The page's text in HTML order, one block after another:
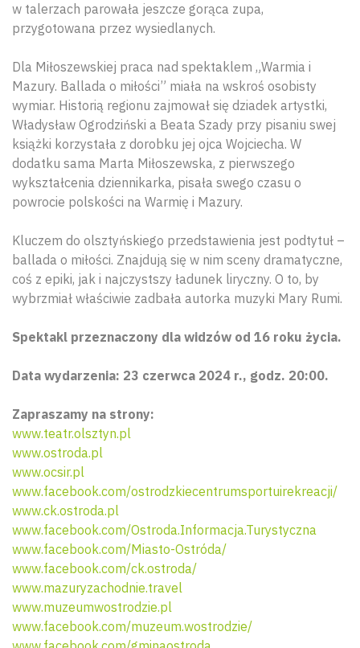
w talerzach parowała jeszcze gorąca zupa,
przygotowana przez wysiedlanych.
Dla Miłoszewskiej praca nad spektaklem „Warmia i
Mazury. Ballada o miłości” miała na wskroś osobisty
wymiar. Historią regionu zajmował się dziadek artystki,
Władysław Ogrodziński a Beata Szady przy pisaniu swej
książki korzystała z dorobku jej ojca Wojciecha. W
dodatku sama Marta Miłoszewska, z pierwszego
wykształcenia dziennikarka, pisała swego czasu o
powrocie polskości na Warmię i Mazury.
Kluczem do olsztyńskiego przedstawienia jest podtytuł –
ballada o miłości. Znajdują się w nim sceny dramatyczne,
coś z epiki, jak i najczystszy ładunek liryczny. O to, by
wybrzmiał właściwie zadbała autorka muzyki Mary Rumi.
Spektakl przeznaczony dla widzów od 16 roku życia.
Data wydarzenia: 23 czerwca 2024 r., godz. 20:00.
Zapraszamy na strony:
www.teatr.olsztyn.pl
www.ostroda.pl
www.ocsir.pl
www.facebook.com/ostrodzkiecentrumsportuirekreacji/
www.ck.ostroda.pl
www.facebook.com/Ostroda.Informacja.Turystyczna
www.facebook.com/Miasto-Ostróda/
www.facebook.com/ck.ostroda/
www.mazuryzachodnie.travel
www.muzeumwostrodzie.pl
www.facebook.com/muzeum.wostrodzie/